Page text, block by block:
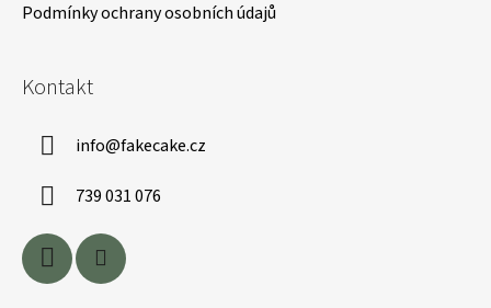
Podmínky ochrany osobních údajů
Kontakt
info@fakecake.cz
739 031 076